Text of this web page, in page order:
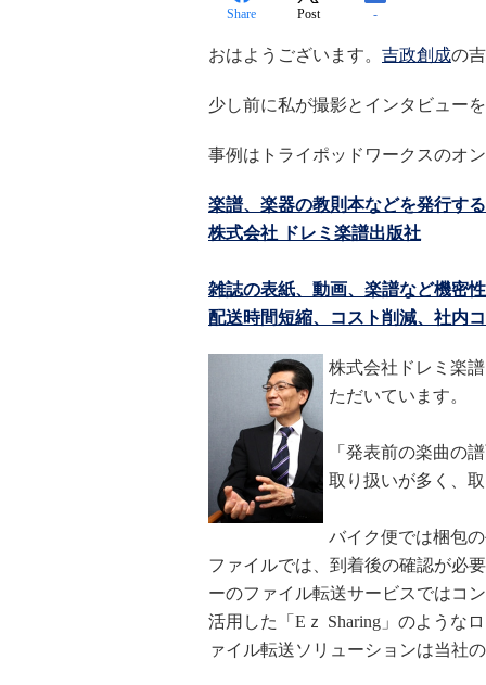
Share Post -
おはようございます。 吉政創成の
少し前に私が撮影とインタビュー
事例はトライポッドワークスのオ
楽譜、楽器の教則本などを発行す
株式会社 ドレミ楽譜出版社
雑誌の表紙、動画、楽譜など機密
配送時間短縮、コスト削減、社内
株式会社ドレミ
ただいています。
「発表前の楽曲の
取り扱いが多く、
バイク便では梱包
ファイルでは、到着後の確認が必
ーのファイル転送サービスではコ
活用した「Eｚ Sharing」のような
ァイル転送ソリューションは当社